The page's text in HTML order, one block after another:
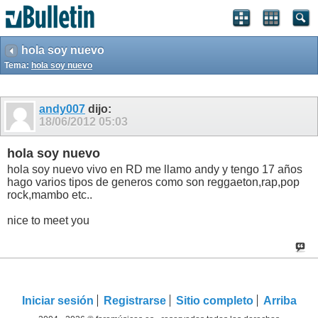
hola soy nuevo
Tema: hola soy nuevo
andy007 dijo:
18/06/2012 05:03
hola soy nuevo
hola soy nuevo vivo en RD me llamo andy y tengo 17 años
hago varios tipos de generos como son reggaeton,rap,pop
rock,mambo etc..
nice to meet you
Iniciar sesión Registrarse Sitio completo Arriba